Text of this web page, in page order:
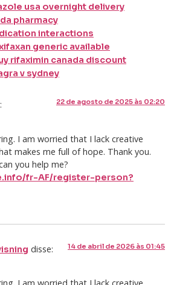
usa overnight delivery
pharmacy
interactions
generic available
rifaximin canada discount
v sydney
22 de agosto de 2025 às 02:20
I am worried that I lack creative
makes me full of hope. Thank you.
you help me?
fr-AF/register-person?
disse: 14 de abril de 2026 às 01:45